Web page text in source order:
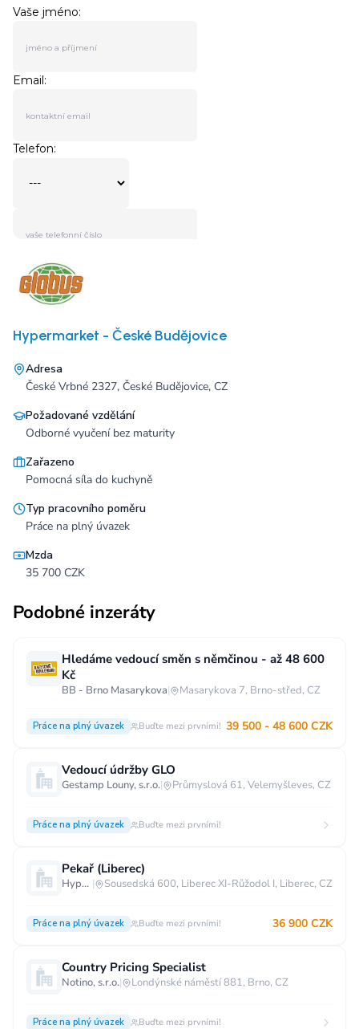
Hypermarket - České Budějovice
Adresa
České Vrbné 2327, České Budějovice, CZ
Požadované vzdělání
Odborné vyučení bez maturity
Zařazeno
Pomocná síla do kuchyně
Typ pracovního poměru
Práce na plný úvazek
Mzda
35 700 CZK
Podobné inzeráty
Hledáme vedoucí směn s němčinou - až 48 600
Kč
BB - Brno Masarykova| Masarykova 7, Brno-střed, CZ
Práce na plný úvazek Buďte mezi prvními! 39 500 - 48 600 CZK
Vedoucí údržby GLO
Gestamp Louny, s.r.o.| Průmyslová 61, Velemyšleves, CZ
Práce na plný úvazek Buďte mezi prvními!
Pekař (Liberec)
Hypermarket - Liberec | Sousedská 600, Liberec XI-Růžodol I, Liberec, CZ
Práce na plný úvazek Buďte mezi prvními! 36 900 CZK
Country Pricing Specialist
Notino, s.r.o.| Londýnské náměstí 881, Brno, CZ
Práce na plný úvazek Buďte mezi prvními!